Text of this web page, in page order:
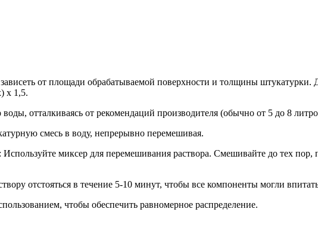
от площади обрабатываемой поверхности и толщины штукатурки.
х 1,5.
отталкиваясь от рекомендаций производителя (обычно от 5 до 8
смесь в воду, непрерывно перемешивая.
миксер для перемешивания раствора. Смешивайте до тех пор,
отстояться в течение 5-10 минут, чтобы все компоненты могли
чтобы обеспечить равномерное распределение.